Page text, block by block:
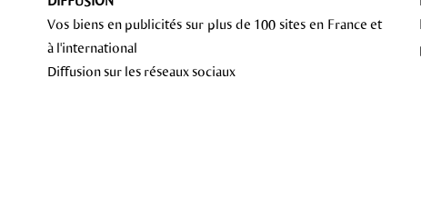
Vos biens en publicités sur plus de 100 sites en France et
à l'international
Diffusion sur les réseaux sociaux